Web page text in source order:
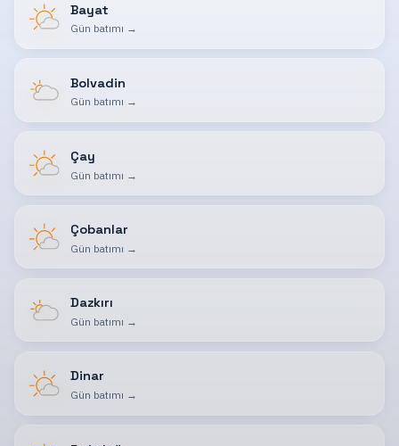
Bayat
Gün batımı →
Bolvadin
Gün batımı →
Çay
Gün batımı →
Çobanlar
Gün batımı →
Dazkırı
Gün batımı →
Dinar
Gün batımı →